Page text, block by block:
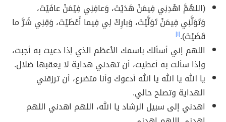
(اللهُمَّ اهْدِنِي فِيمَنْ هَدَيْتَ، وَعافِنِي فِيْمَنْ عافَيْتَ،
وَتَوَلَّنِي فِيمَنْ تَوَلَّيْتَ، وَبارِكْ لِي فِيما أَعْطَيْتَ، وَقِنِي شَرَّ ما
قَضَيْتَ).[١]
اللهم إني أسألك باسمك الأعظم الذي إذا دعيت به أجبت،
وإذا سألت به أعطيت، أن تهدني هداية لا يعقبها ضلال.
يا الله يا الله يا الله أدعوك وأنا متضرع، أن ترزقني
الهداية وتصلح حالي.
اهدني إلى سبيل الرشاد يا الله، اللهم اهدني اللهم